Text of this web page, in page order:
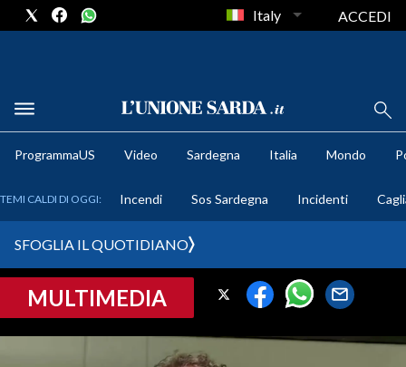
METEO
CRONACA SARDEGNA
Italy ACCEDI
ProgrammaUS Video Sardegna Italia Mondo
TEMI CALDI DI OGGI: Incendi Sos Sardegna Incidenti
SFOGLIA IL QUOTIDIANO
MULTIMEDIA